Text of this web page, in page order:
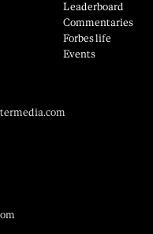
Leaderboard
Commentaries
Forbes life
Events